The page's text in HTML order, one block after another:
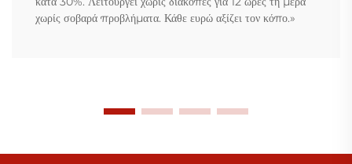
χωρίς σοβαρά προβλήματα. Κάθε ευρώ αξίζει τον κόπο.»